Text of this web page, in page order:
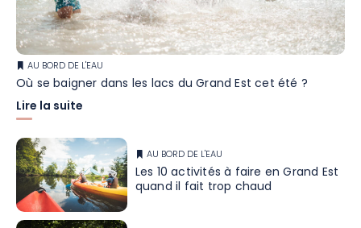
AU BORD DE L'EAU
Où se baigner dans les lacs du Grand Est cet été ?
Lire la suite
AU BORD DE L'EAU
Les 10 activités à faire en Grand Est
quand il fait trop chaud